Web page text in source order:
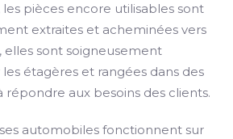
pièces encore utilisables sont
extraites et acheminées vers
elles sont soigneusement
les étagères et rangées dans des
répondre aux besoins des clients.
automobiles fonctionnent sur